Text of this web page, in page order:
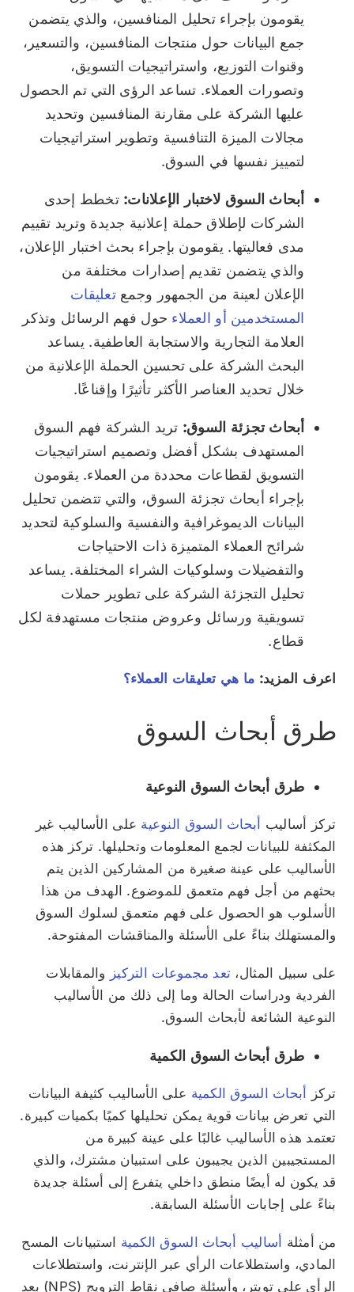
يقومون بإجراء تحليل المنافسين، والذي يتضمن
جمع البيانات حول منتجات المنافسين، والتسعير،
وقنوات التوزيع، واستراتيجيات التسويق،
وتصورات العملاء. تساعد الرؤى التي تم الحصول
عليها الشركة على مقارنة المنافسين وتحديد
مجالات الميزة التنافسية وتطوير استراتيجيات
لتمييز نفسها في السوق.
أبحاث السوق لاختبار الإعلانات: تخطط إحدى
الشركات لإطلاق حملة إعلانية جديدة وتريد تقييم
مدى فعاليتها. يقومون بإجراء بحث اختبار الإعلان،
والذي يتضمن تقديم إصدارات مختلفة من
الإعلان لعينة من الجمهور وجمعتعليقات
المستخدمين أو العملاء حول فهم الرسائل وتذكر
العلامة التجارية والاستجابة العاطفية. يساعد
البحث الشركة على تحسين الحملة الإعلانية من
خلال تحديد العناصر الأكثر تأثيرًا وإقناعًا.
أبحاث تجزئة السوق: تريد الشركة فهم السوق
المستهدف بشكل أفضل وتصميم استراتيجيات
التسويق لقطاعات محددة من العملاء. يقومون
بإجراء أبحاث تجزئة السوق، والتي تتضمن تحليل
البيانات الديموغرافية والنفسية والسلوكية لتحديد
شرائح العملاء المتميزة ذات الاحتياجات
والتفضيلات وسلوكيات الشراء المختلفة. يساعد
تحليل التجزئة الشركة على تطوير حملات
تسويقية ورسائل وعروض منتجات مستهدفة لكل
قطاع.
اعرف المزيد: ما هي تعليقات العملاء؟
طرق أبحاث السوق
طرق أبحاث السوق النوعية
تركز أساليب أبحاث السوق النوعية على الأساليب غير
المكثفة للبيانات لجمع المعلومات وتحليلها. تركز هذه
الأساليب على عينة صغيرة من المشاركين الذين يتم
بحثهم من أجل فهم متعمق للموضوع. الهدف من هذا
الأسلوب هو الحصول على فهم متعمق لسلوك السوق
والمستهلك بناءً على الأسئلة والمناقشات المفتوحة.
على سبيل المثال، تعد مجموعات التركيز والمقابلات
الفردية ودراسات الحالة وما إلى ذلك من الأساليب
النوعية الشائعة لأبحاث السوق.
طرق أبحاث السوق الكمية
تركز أبحاث السوق الكمية على الأساليب كثيفة البيانات
التي تعرض بيانات قوية يمكن تحليلها كميًا بكميات كبيرة.
تعتمد هذه الأساليب غالبًا على عينة كبيرة من
المستجيبين الذين يجيبون على استبيان مشترك، والذي
قد يكون له أيضًا منطق داخلي يتفرع إلى أسئلة جديدة
بناءً على إجابات الأسئلة السابقة.
من أمثلة أساليب أبحاث السوق الكمية استبيانات المسح
المادي، واستطلاعات الرأي عبر الإنترنت، واستطلاعات
الرأي على تويتر، وأسئلة صافي نقاط الترويج (NPS) بعد